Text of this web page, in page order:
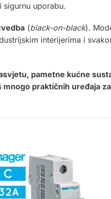
sigurnu uporabu.
(black-on-black).
interijerima i
pametne kućne
praktičnih uređaja